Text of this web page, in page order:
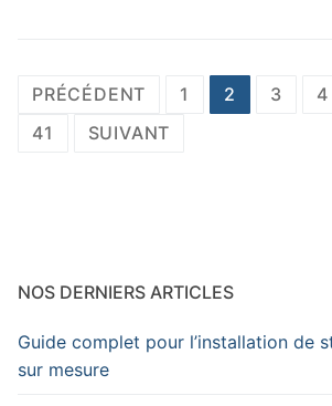
Pagination
des
PRÉCÉDENT 1 2 3 4
41
SUIVANT
NOS DERNIERS ARTICLES
Guide complet pour l’installation de
sur mesure